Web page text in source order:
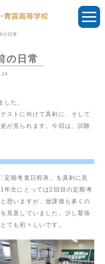
の日常
の日常
した。
ストに向けて真剣に、そして
が見られます。今回は、試験
期考査日程表」を真剣に見
年生にとっては2回目の定期考
思いますが、放課後も多くの
見直していました。少し緊張
ても初々しいです。